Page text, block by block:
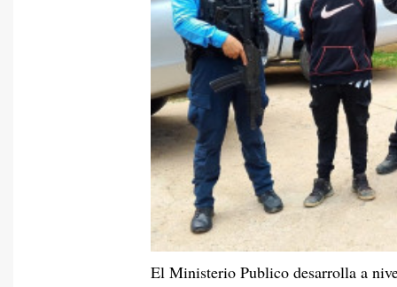
El Ministerio Publico desarrolla a